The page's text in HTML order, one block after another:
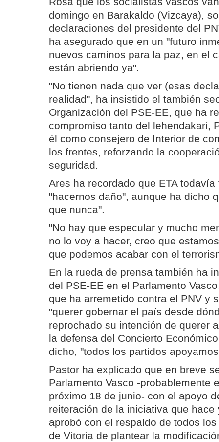
domingo en Barakaldo (Vizcaya),
declaraciones del presidente del
ha asegurado que en un "futuro
nuevos caminos para la paz, en el
están abriendo ya".
"No tienen nada que ver (esas
realidad", ha insistido el también
Organización del PSE-EE, que ha
compromiso tanto del lehendakari,
él como consejero de Interior de
los frentes, reforzando la
seguridad.
Ares ha recordado que ETA
"hacernos daño", aunque ha dicho
que nunca".
"No hay que especular y mucho
no lo voy a hacer, creo que
que podemos acabar con el
En la rueda de prensa también ha
del PSE-EE en el Parlamento
que ha arremetido contra el PNV y
"querer gobernar el país desde
reprochado su intención de querer
la defensa del Concierto
dicho, "todos los partidos
Pastor ha explicado que en breve
Parlamento Vasco -probablemente
próximo 18 de junio- con el apoyo
reiteración de la iniciativa que hace
aprobó con el respaldo de todos
de Vitoria de plantear la